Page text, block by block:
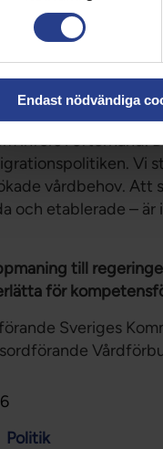
Endast nödvändiga
rätt för sig i Sverige.
på arbetskraft,
dem som redan
som redan har
införs i efterhand.
Vi
vårdbehov.
och etablerade –
till
för
Sveriges
Politik